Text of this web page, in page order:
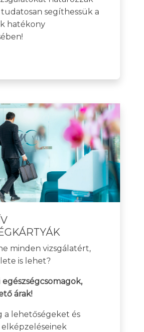
segíthessük a
hatékony
minden vizsgálatért,
is lehet?
árak!
a lehetőségeket és
elképzeléseinek